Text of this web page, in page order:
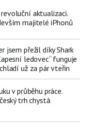
aktualizaci.
majitelé iPhonů
jsem přežil díky Shark
ledovec“ funguje
už za pár vteřin
v průběhu práce.
trh chystá